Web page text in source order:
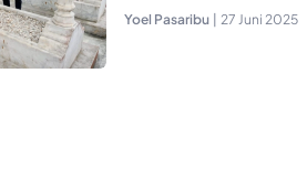
Yoel Pasaribu 27 Juni 2025